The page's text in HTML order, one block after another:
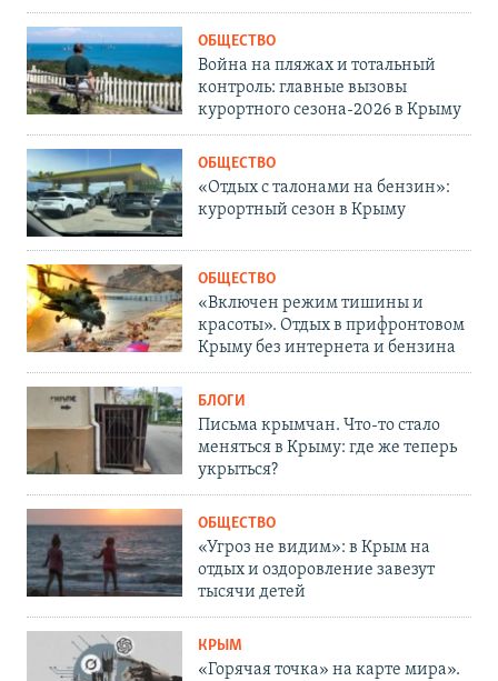
ОБЩЕСТВО
Война на пляжах и тотальный
контроль: главные вызовы
курортного сезона-2026 в Крыму
ОБЩЕСТВО
«Отдых с талонами на бензин»:
курортный сезон в Крыму
ОБЩЕСТВО
«Включен режим тишины и
красоты». Отдых в прифронтовом
Крыму без интернета и бензина
БЛОГИ
Письма крымчан. Что-то стало
меняться в Крыму: где же теперь
укрыться?
ОБЩЕСТВО
«Угроз не видим»: в Крым на
отдых и оздоровление завезут
тысячи детей
КРЫМ
«Горячая точка» на карте мира».